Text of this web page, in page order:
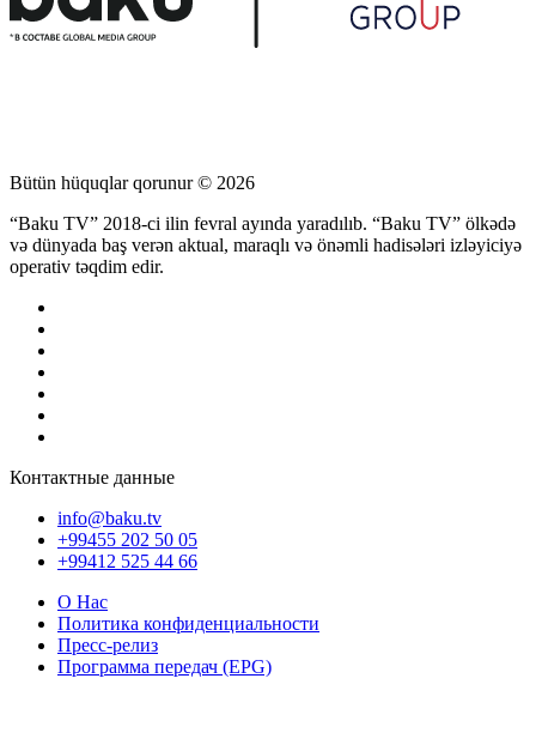
Bütün hüquqlar qorunur © 2026
“Baku TV” 2018-ci ilin fevral ayında yaradılıb. “Baku TV” ölkədə
və dünyada baş verən aktual, maraqlı və önəmli hadisələri izləyiciyə
operativ təqdim edir.
Контактные данные
info@baku.tv
+99455 202 50 05
+99412 525 44 66
О Нас
Политика конфиденциальности
Пресс-релиз
Программа передач (EPG)